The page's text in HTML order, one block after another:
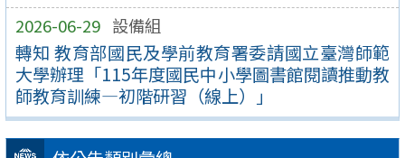
2026-06-29 設備組
轉知 教育部國民及學前教育署委請國立臺灣師範
大學辦理「115年度國民中小學圖書館閱讀推動教
師教育訓練—初階研習（線上）」